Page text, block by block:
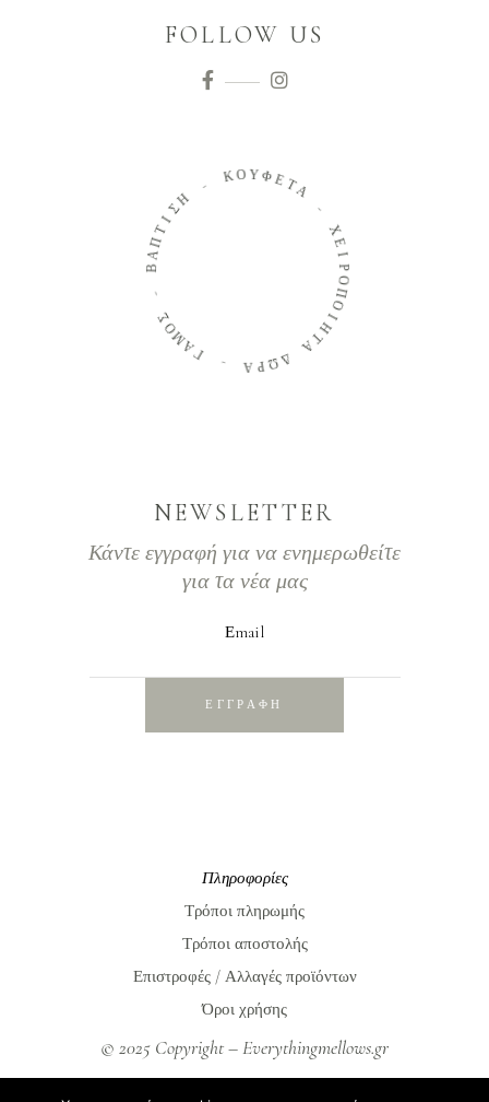
FOLLOW US
Γ
Α
Μ
Ο
Σ
Β
Α
Π
Τ
Ι
Σ
Η
ΚΟΥΦΕΤΑ
-
Χ
Ε
Ι
Ρ
Ο
Π
Ο
Ι
Η
Τ
Α
Δ
Ω
Ρ
Α
NEWSLETTER
Κάντε εγγραφή για να ενημερωθείτε
για τα νέα μας
Εmail
ΕΓΓΡΑΦΗ
Πληροφορίες
Τρόποι πληρωμής
Τρόποι αποστολής
Επιστροφές / Αλλαγές προϊόντων
Όροι χρήσης
© 2025 Copyright – Everythingmellows.gr